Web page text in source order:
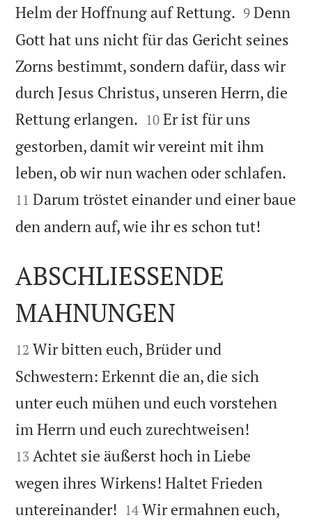
Helm der Hoffnung auf Rettung. 

9 Denn
Gott hat uns nicht für das Gericht seines
Zorns bestimmt, sondern dafür, dass wir
durch Jesus Christus, unseren Herrn, die
Rettung erlangen. 

10 Er ist für uns
gestorben, damit wir vereint mit ihm
leben, ob wir nun wachen oder schlafen.
11 Darum tröstet einander und einer baue
den andern auf, wie ihr es schon tut!

ABSCHLIESSENDE
MAHNUNGEN

12 Wir bitten euch, Brüder und
Schwestern: Erkennt die an, die sich
unter euch mühen und euch vorstehen
im Herrn und euch zurechtweisen!
13 Achtet sie äußerst hoch in Liebe
wegen ihres Wirkens! Haltet Frieden
untereinander! 

14 Wir ermahnen euch,